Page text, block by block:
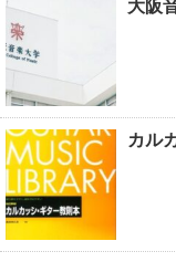
大阪
カル